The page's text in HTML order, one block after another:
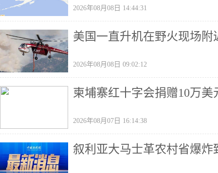
2026年08月08日 14:44:31
美国一直升机在野火现场
2026年08月08日 09:02:12
柬埔寨红十字会捐赠10万
2026年08月07日 16:14:38
叙利亚大马士革农村省爆炸